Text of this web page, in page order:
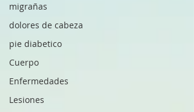
migrañas
dolores de cabeza
pie diabetico
Cuerpo
Enfermedades
Lesiones